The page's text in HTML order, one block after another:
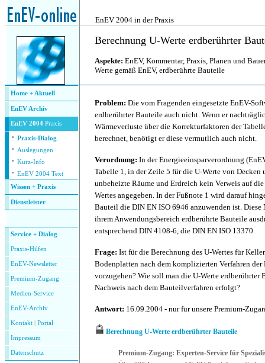
EnEV 2004 in der Praxis
Berechnung U-Werte erdberührter
Aspekte: EnEV, Kommentar, Praxis, Planen und
Werte gemäß EnEV, erdberührte Bauteile
Home + Aktuell
EnEV Archiv
EnEV 2004 Praxis
· Praxis-Dialog
· Auslegungen
· Kurz-Info
· EnEV 2004 Text
Wissen + Praxis
Dienstleister
Service + Dialog
Praxis-Hilfen
EnEV-Newsletter
Premium-Zugang
Medien-Service
EnEV-Archiv
Kontakt Portal
Impressum
Datenschutz
Problem: Die vom Fragenden eingesetzte EnEV-
erdberührter Bauteile auch nicht. Wenn er
Wärmeverluste über die Korrekturfaktoren der
berechnet, benötigt er diese vermutlich auch nicht.
Verordnung: In der Energieeinsparverordnung
Tabelle 1, in der Zeile 5 für die U-Werte von Decken
unbeheizte Räume und Erdreich kein Verweis auf
Wertes angegeben. In der Fußnote 1 wird darauf
Bauteil die DIN EN ISO 6946 anzuwenden ist.
ihrem Anwendungsbereich erdberührte Bauteile
entsprechend DIN 4108-6, die DIN EN ISO 13370.
Frage: Ist für die Berechnung des U-Wertes für
Bodenplatten nach dem komplizierten Verfahren der
vorzugehen? Wie soll man die U-Werte erdberührter
Nachweis nach dem Bauteilverfahren erfolgt?
Antwort: 16.09.2004 - nur für unsere Premium-
Berechnung U-Werte erdberührter Bauteile
Premium-Zugang: Experten-Service für